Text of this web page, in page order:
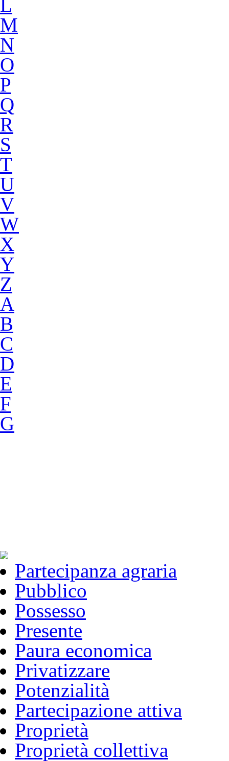
L
M
N
O
P
Q
R
S
T
U
V
W
X
Y
Z
A
B
C
D
E
F
G
Partecipanza agraria
Pubblico
Possesso
Presente
Paura economica
Privatizzare
Potenzialità
Partecipazione attiva
Proprietà
Proprietà collettiva